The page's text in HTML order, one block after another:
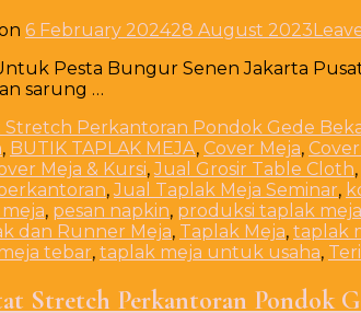
6 February 202428 August 2023
Pesta Bungur Senen Jakarta
sarung …
, BUTIK TAPLAK MEJA, Cover Meja,
Meja & Kursi,Jual Grosir Table Cloth,
,Jual Taplak Meja Seminar,
, pesan napkin, produksi taplak meja
dan Runner Meja, Taplak Meja, taplak
tebar, taplak meja untuk usaha,
Stretch Perkantoran Pondok